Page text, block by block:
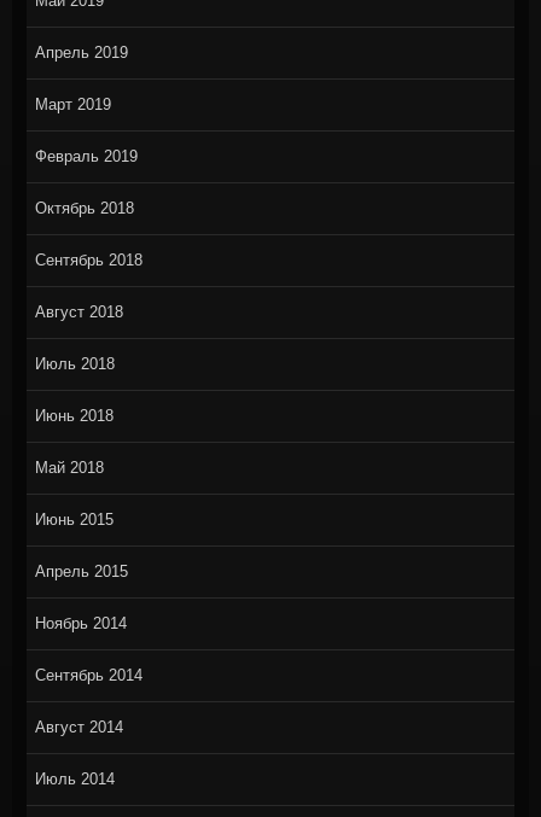
Апрель 2019
Март 2019
Февраль 2019
Октябрь 2018
Сентябрь 2018
Август 2018
Июль 2018
Июнь 2018
Май 2018
Июнь 2015
Апрель 2015
Ноябрь 2014
Сентябрь 2014
Август 2014
Июль 2014